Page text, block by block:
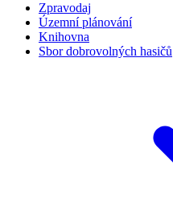
Zpravodaj
Územní plánování
Knihovna
Sbor dobrovolných hasičů